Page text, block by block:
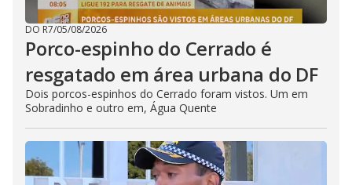
DO R7/05/08/2026
Porco-espinho do Cerrado é
resgatado em área urbana do DF
Dois porcos-espinhos do Cerrado foram vistos. Um em
Sobradinho e outro em, Água Quente